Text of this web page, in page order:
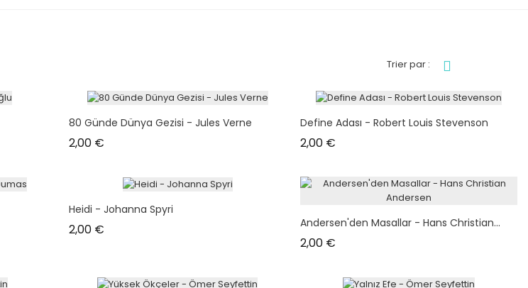
Trier par :
80 Günde Dünya Gezisi - Jules Verne
2,00 €
Define Adası - Robert Louis Stevenson
2,00 €
Heidi - Johanna Spyri
2,00 € Andersen'den Masallar - Hans Christian...
2,00 €